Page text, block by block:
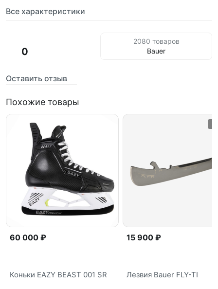
Все характеристики
0
Оставить отзыв
2080 товаров
Bauer
Похожие товары
60 000 ₽
Коньки EAZY BEAST 001 SR
15 900 ₽
Лезвия Bauer FLY-TI